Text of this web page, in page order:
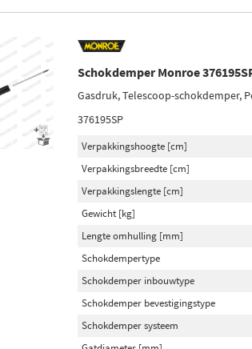
Schokdemper Monroe
Gasdruk, Telescoop-schokdemper,
376195SP
Verpakkingshoogte [cm]
Verpakkingsbreedte [cm]
Verpakkingslengte [cm]
Gewicht [kg]
Lengte omhulling [mm]
Schokdempertype
Schokdemper inbouwtype
Schokdemper bevestigingstype
Schokdemper systeem